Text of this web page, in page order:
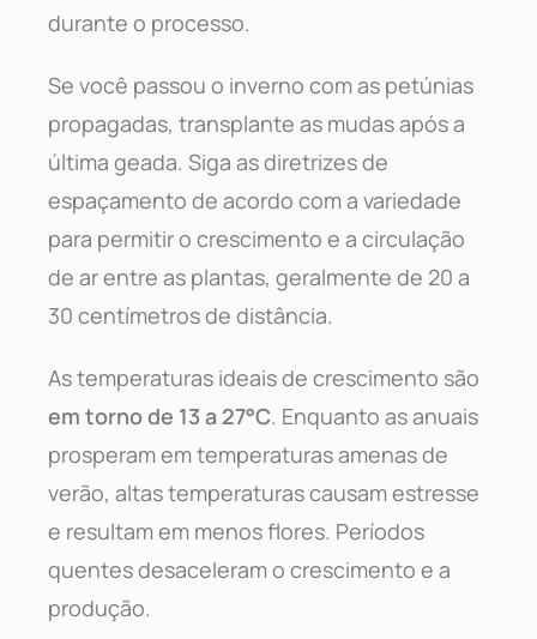
durante o processo.
Se você passou o inverno com as petúnias
propagadas, transplante as mudas após a
última geada. Siga as diretrizes de
espaçamento de acordo com a variedade
para permitir o crescimento e a circulação
de ar entre as plantas, geralmente de 20 a
30 centímetros de distância.
As temperaturas ideais de crescimento são
em torno de 13 a 27°C. Enquanto as anuais
prosperam em temperaturas amenas de
verão, altas temperaturas causam estresse
e resultam em menos flores. Períodos
quentes desaceleram o crescimento e a
produção.